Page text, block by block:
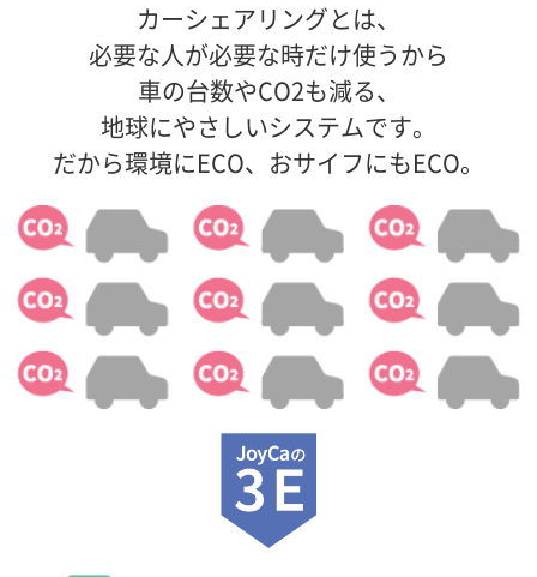
カーシェアリングとは、
必要な人が必要な時だけ使うから
車の台数やCO2も減る、
地球にやさしいシステムです。
だから環境にECO、おサイフにもECO。